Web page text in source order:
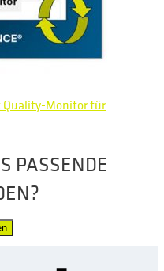
Quality-Monitor für
PASSENDE